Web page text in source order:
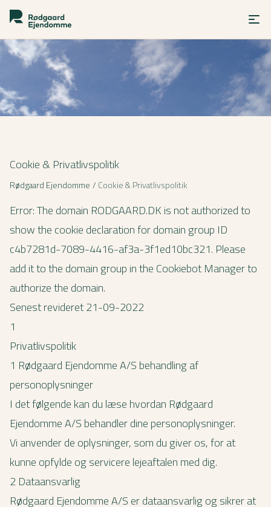
Cookie & Privatlivspolitik
Rødgaard Ejendomme/Cookie & Privatlivspolitik
Error: The domain RODGAARD.DK is not authorized to
show the cookie declaration for domain group ID
c4b7281d-7089-4416-af3a-3f1ed10bc321. Please
add it to the domain group in the Cookiebot Manager to
authorize the domain.
Senest revideret 21-09-2022
1
Privatlivspolitik
1 Rødgaard Ejendomme A/S behandling af
personoplysninger
I det følgende kan du læse hvordan Rødgaard
Ejendomme A/S behandler dine personoplysninger.
Vi anvender de oplysninger, som du giver os, for at
kunne opfylde og servicere lejeaftalen med dig.
2 Dataansvarlig
Rødgaard Ejendomme A/S er dataansvarlig og sikrer at